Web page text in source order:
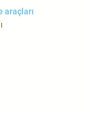
araçları